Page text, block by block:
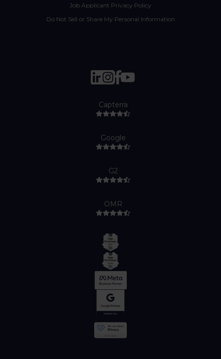
Job Applicant Privacy Policy
Do Not Sell or Share My Personal Information
Capterra
Google
G2
OMR